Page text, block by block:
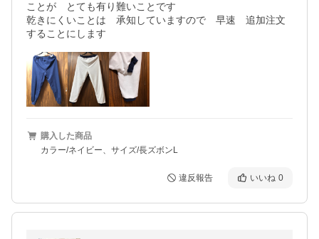
ことが　とても有り難いことです
乾きにくいことは　承知していますので　早速　追加注文
することにします
購入した商品
カラー/ネイビー、サイズ/長ズボンL
違反報告 いいね 0